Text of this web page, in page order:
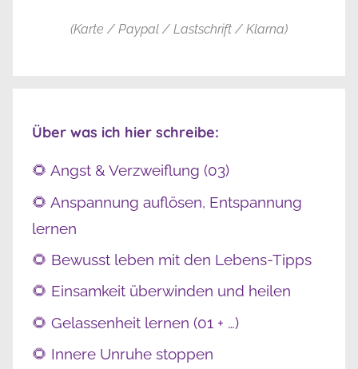
(Karte / Paypal / Lastschrift / Klarna)
Über was ich hier schreibe:
🌻 Angst & Verzweiflung (03)
🌻 Anspannung auflösen, Entspannung
lernen
🌻 Bewusst leben mit den Lebens-Tipps
🌻 Einsamkeit überwinden und heilen
🌻 Gelassenheit lernen (01 + …)
🌻 Innere Unruhe stoppen